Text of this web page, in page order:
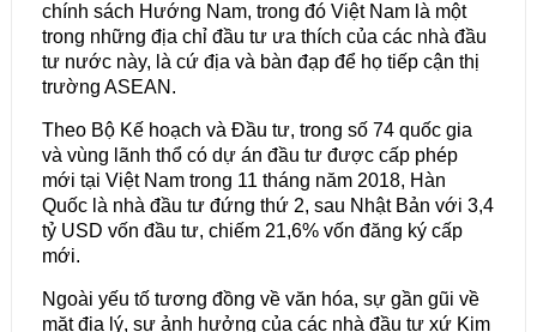
chính sách Hướng Nam, trong đó Việt Nam là một
trong những địa chỉ đầu tư ưa thích của các nhà đầu
tư nước này, là cứ địa và bàn đạp để họ tiếp cận thị
trường ASEAN.
Theo Bộ Kế hoạch và Đầu tư, trong số 74 quốc gia
và vùng lãnh thổ có dự án đầu tư được cấp phép
mới tại Việt Nam trong 11 tháng năm 2018, Hàn
Quốc là nhà đầu tư đứng thứ 2, sau Nhật Bản với 3,4
tỷ USD vốn đầu tư, chiếm 21,6% vốn đăng ký cấp
mới.
Ngoài yếu tố tương đồng về văn hóa, sự gần gũi về
mặt địa lý, sự ảnh hưởng của các nhà đầu tư xứ Kim